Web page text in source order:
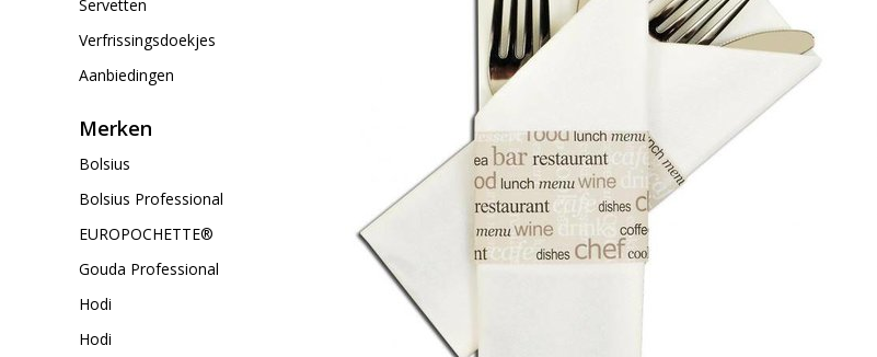
Servetten
Verfrissingsdoekjes
Aanbiedingen
Merken
Bolsius
Bolsius Professional
EUROPOCHETTE®
Gouda Professional
Hodi
Hodi